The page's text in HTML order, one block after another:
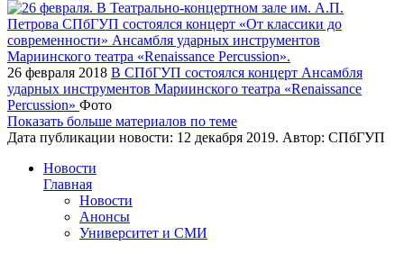
26 февраля 2018 В СПбГУП состоялся концерт Ансамбля
ударных инструментов Мариинского театра «Renaissance
Percussion» Фото
Показать больше материалов по теме
Дата публикации новости: 12 декабря 2019. Автор: СПбГУП
Новости
Главная
Новости
Анонсы
Университет и СМИ